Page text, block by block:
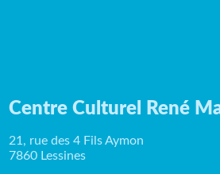
Centre Culturel René
21, rue des 4 Fils Aymon
7860 Lessines